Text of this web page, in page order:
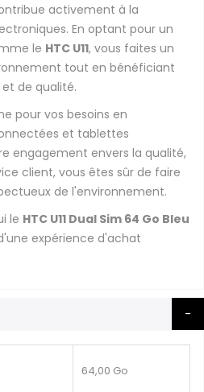
activement à la
En optant pour un
le HTC U11, vous faites un
tout en bénéficiant
de qualité.
pour vos besoins en
et tablettes
engagement envers la qualité,
client, vous êtes sûr de faire
de l'environnement.
le HTC U11 Dual Sim 64 Go Bleu
expérience d'achat
64,00 Go